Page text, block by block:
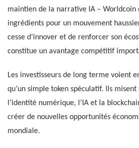
maintien de la narrative IA – Worldcoin
ingrédients pour un mouvement
cesse d’innover et de renforcer son
constitue un avantage compétitif
Les investisseurs de long terme voient
qu’un simple token spéculatif. Ils
l’identité numérique, l’IA et la
créer de nouvelles opportunités
mondiale.